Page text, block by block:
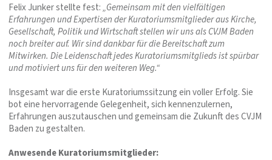
Felix Junker stellte fest:„Gemeinsam mit den vielfältigen
Erfahrungen und Expertisen der Kuratoriumsmitglieder aus Kirche,
Gesellschaft, Politik und Wirtschaft stellen wir uns als CVJM Baden
noch breiter auf. Wir sind dankbar für die Bereitschaft zum
Mitwirken. Die Leidenschaft jedes Kuratoriumsmitglieds ist spürbar
und motiviert uns für den weiteren Weg.“
Insgesamt war die erste Kuratoriumssitzung ein voller Erfolg. Sie
bot eine hervorragende Gelegenheit, sich kennenzulernen,
Erfahrungen auszutauschen und gemeinsam die Zukunft des CVJM
Baden zu gestalten.
Anwesende Kuratoriumsmitglieder: